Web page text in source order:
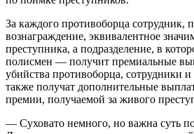
За каждого противоборца сотрудник,
вознаграждение, эквивалентное
преступника, а подразделение, в
полисмен — получит премиальные
убийства противоборца, сотрудники и
также получат дополнительные
премии, получаемой за живого
— Суховато немного, но важна суть